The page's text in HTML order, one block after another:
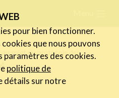
sujet du protocole des
nouvelles du secteur
FeWeb Vidéos
Cases des membres
pour bien fonctionner.
que nous pouvons
paramètres des cookies.
politique de
détails sur notre